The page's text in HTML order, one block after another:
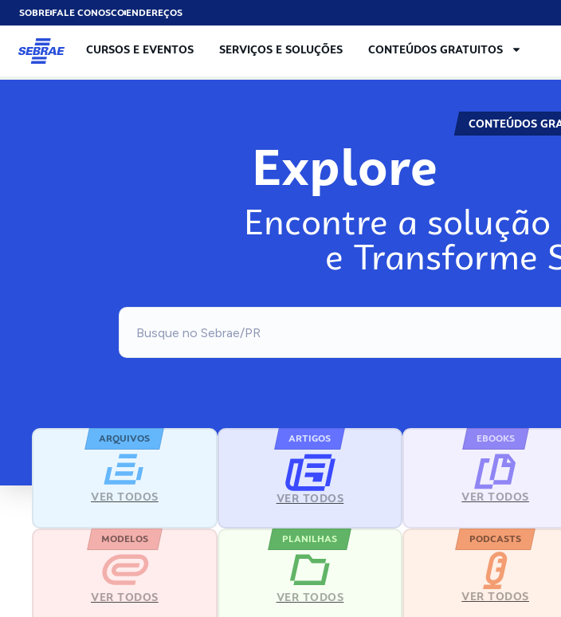
SOBREFALE CONOSCOENDEREÇOS
CURSOS E EVENTOS SERVIÇOS E SOLUÇÕES CONTEÚDOS GRATUITOS
CONTEÚDOS
Explore
Encontre a
e Transforme
ARQUIVOS
VER TODOS
ARTIGOS
VER TODOS
EBOOKS
VER TODOS
MODELOS
VER TODOS
PLANILHAS
VER TODOS
PODCASTS
VER TODOS